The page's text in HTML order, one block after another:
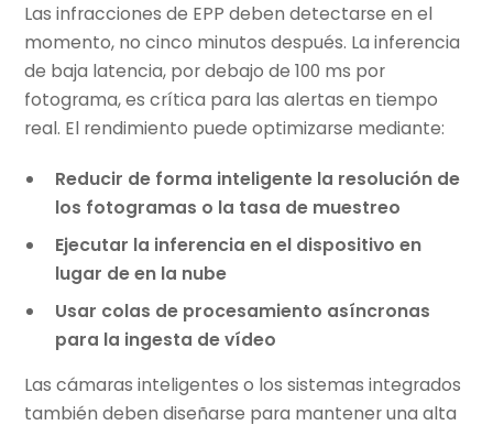
Las infracciones de EPP deben detectarse en el
momento, no cinco minutos después. La inferencia
de baja latencia, por debajo de 100 ms por
fotograma, es crítica para las alertas en tiempo
real. El rendimiento puede optimizarse mediante:
Reducir de forma inteligente la resolución de
los fotogramas o la tasa de muestreo
Ejecutar la inferencia en el dispositivo en
lugar de en la nube
Usar colas de procesamiento asíncronas
para la ingesta de vídeo
Las cámaras inteligentes o los sistemas integrados
también deben diseñarse para mantener una alta